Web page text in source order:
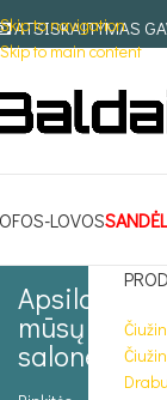
Skip to navigation
Skip to main content
ATSISKAITYMAS
LOVOS
mūsų
salone